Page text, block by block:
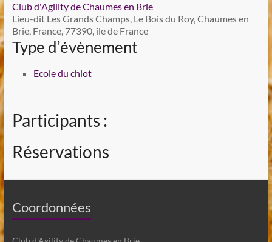
Club d'Agility de Chaumes en Brie
Lieu-dit Les Grands Champs, Le Bois du Roy, Chaumes en
Brie, France, 77390, île de France
Type d’évènement
Ecole du chiot
Participants :
Réservations
Coordonnées